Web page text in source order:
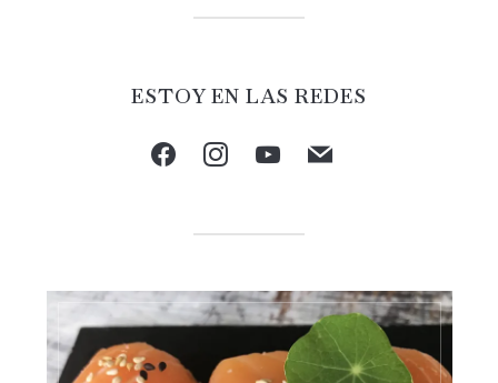
ESTOY EN LAS REDES
facebookinstagramyoutubemail